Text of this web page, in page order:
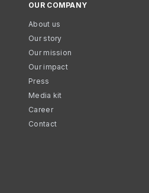
OUR COMPANY
About us
Our story
Our mission
Our impact
Press
Media kit
Career
Contact